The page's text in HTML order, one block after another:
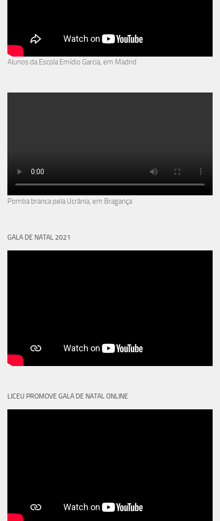
Alunos da Escola Emídio Garcia, em Madrid
Pomba branca pela Ucrânia, em Bragança
GALA DE NATAL 2021
LICEU PROMOVE GALA DE NATAL ONLINE